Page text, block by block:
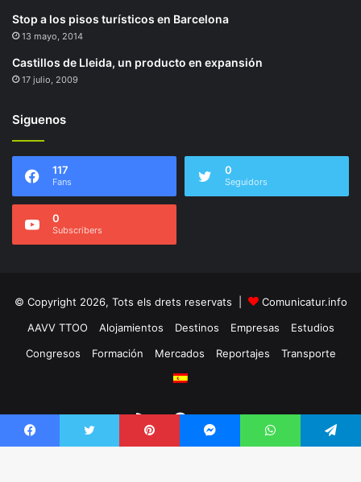
Stop a los pisos turísticos en Barcelona
13 mayo, 2014
Castillos de Lleida, un producto en expansión
17 julio, 2009
Siguenos
117
Fans
0
Seguidors
0
Subscribers
© Copyright 2026, Tots els drets reservats |
Comunicatur.info
AAVV TTOO
Alojamientos Destinos Empresas
Estudios
Congresos
Formación Mercados Reportajes Transporte
RSS Facebook
Twitter
Facebook Twitter Pinterest Messenger WhatsApp Telegram